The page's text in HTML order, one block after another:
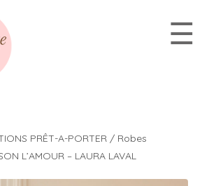
☰
PRÊT-A-PORTER / Robes
L’AMOUR – LAURA LAVAL